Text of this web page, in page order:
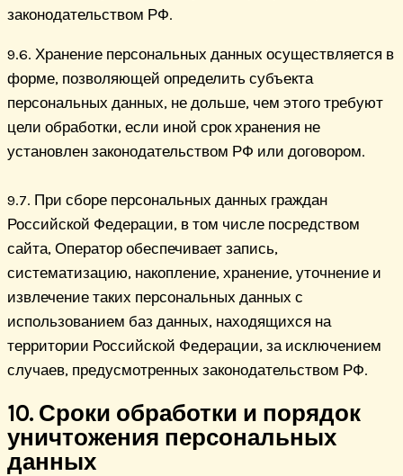
законодательством РФ.
9.6. Хранение персональных данных осуществляется в
форме, позволяющей определить субъекта
персональных данных, не дольше, чем этого требуют
цели обработки, если иной срок хранения не
установлен законодательством РФ или договором.
9.7. При сборе персональных данных граждан
Российской Федерации, в том числе посредством
сайта, Оператор обеспечивает запись,
систематизацию, накопление, хранение, уточнение и
извлечение таких персональных данных с
использованием баз данных, находящихся на
территории Российской Федерации, за исключением
случаев, предусмотренных законодательством РФ.
10. Сроки обработки и порядок
уничтожения персональных
данных